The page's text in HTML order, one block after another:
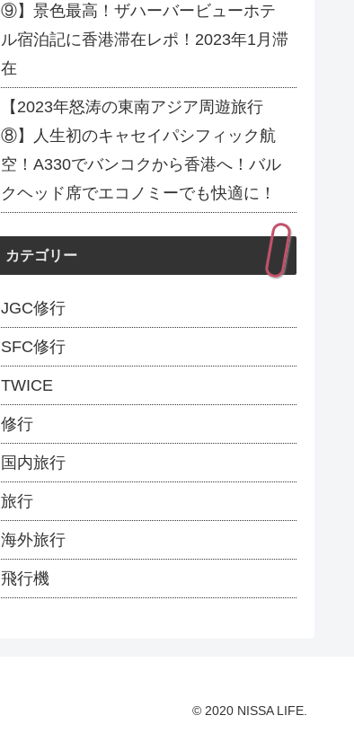
⑨】景色最高！ザハーバービューホテ
ル宿泊記に香港滞在レポ！2023年1月滞
在
【2023年怒涛の東南アジア周遊旅行
⑧】人生初のキャセイパシフィック航
空！A330でバンコクから香港へ！バル
クヘッド席でエコノミーでも快適に！
カテゴリー
JGC修行
SFC修行
TWICE
修行
国内旅行
旅行
海外旅行
飛行機
© 2020 NISSA LIFE.